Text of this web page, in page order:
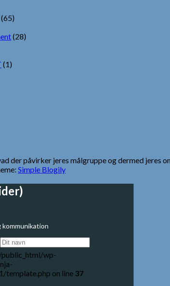
(65)
(28)
(1)
der påvirker jeres målgruppe og dermed jeres
Simple Blogily
wp-
template.php on line 37